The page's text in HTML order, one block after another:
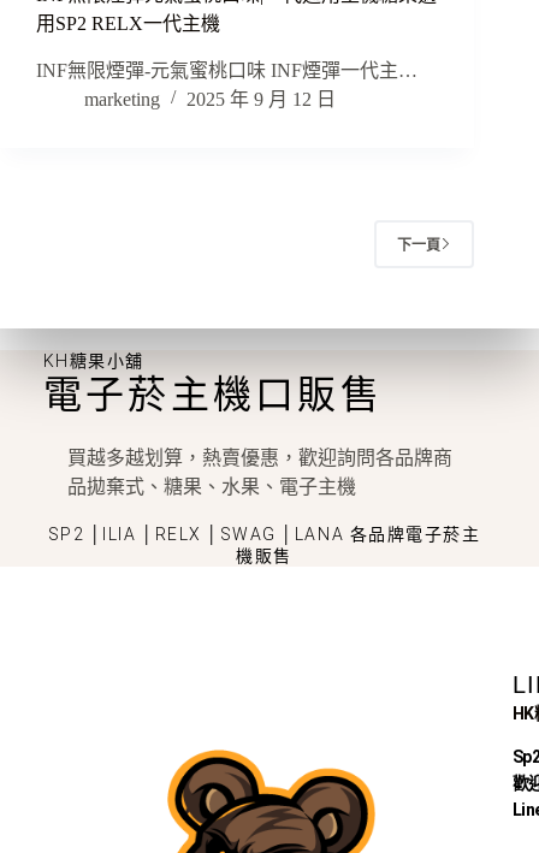
用SP2 RELX一代主機
INF無限煙彈-元氣蜜桃口味 INF煙彈一代主…
marketing
2025 年 9 月 12 日
下一頁
KH糖果小舖
電子菸主機口販售
買越多越划算，熱賣優惠，歡迎詢問各品牌商
品拋棄式、糖果、水果、電子主機
SP2 │ILIA │RELX │SWAG │LANA 各品牌電子菸主
機販售
HK
歡